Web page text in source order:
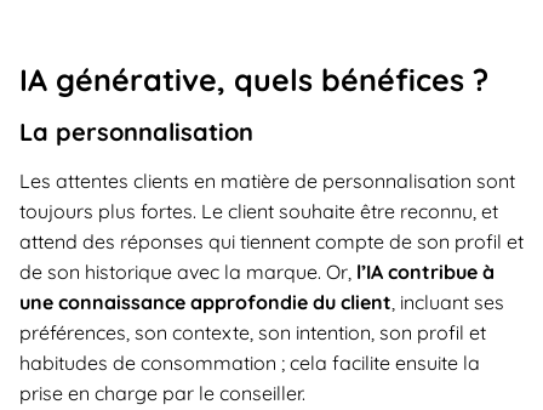
IA générative, quels bénéfices ?
La personnalisation
Les attentes clients en matière de personnalisation sont
toujours plus fortes. Le client souhaite être reconnu, et
attend des réponses qui tiennent compte de son profil et
de son historique avec la marque. Or, l’IA contribue à
une connaissance approfondie du client , incluant ses
préférences, son contexte, son intention, son profil et
habitudes de consommation ; cela facilite ensuite la
prise en charge par le conseiller.